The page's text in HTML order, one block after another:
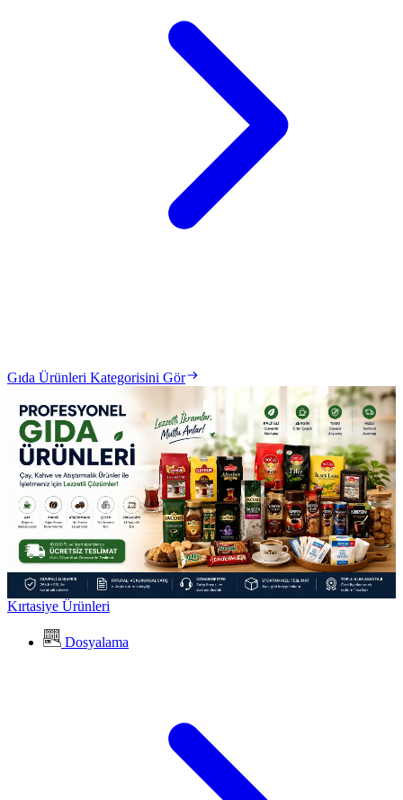
Gıda Ürünleri Kategorisini Gör
Kırtasiye Ürünleri
Dosyalama